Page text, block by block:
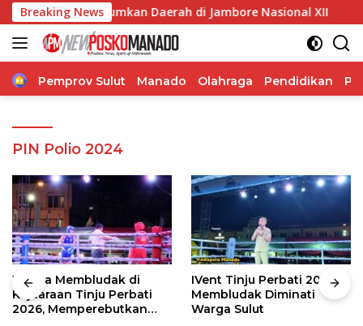
Langsung
ke
konten
Breaking News
Siap Harumkan Daerah di Jambore Nasional XII
Home
Pemprov Sulut Manado Olahraga Pendidikan
PIN Polio 2024
Warga Membludak di
Kejuaraan Tinju Perbati
2026, Memperebutkan
IVent Tinju Perbati 2026
Membludak Diminati
Warga Sulut